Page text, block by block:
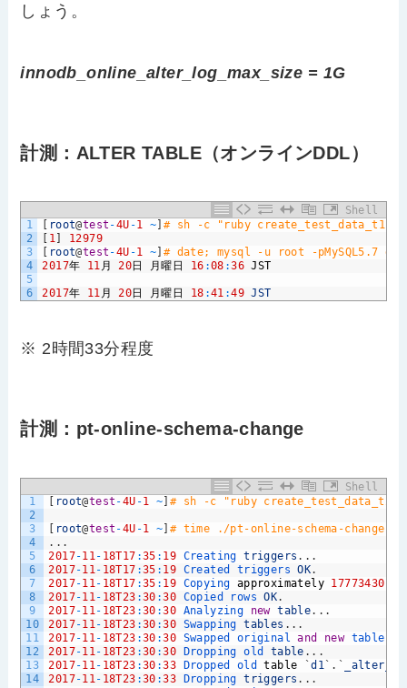
しょう。
innodb_online_alter_log_max_size = 1G
計測：ALTER TABLE（オンラインDDL）
Shell
1
2
3
4
5
6
root@test -4U -1 ~ # sh -c "ruby create_test_data_t1.rb
1
12979
root@test -4U -1 ~ # date; mysql -u root -pMySQL5.7 d1
2017年 11 月 20日 月曜日 16 :08 :36 JST
2017年 11 月 20日 月曜日 18 :41 :49 JST
※ 2時間33分程度
計測：pt-online-schema-change
Shell
1
2
3
4
5
6
7
8
9
10
11
12
13
14
[ root@test -4U -1 ~] # sh -c "ruby create_test_data_t2.rb
[ root@test -4U -1 ~] # time ./pt-online-schema-change --
. . .
2017-11 - 18T17 :35 : 19 Creating triggers . . .
2017-11 - 18T17 :35 : 19 Created triggers OK.
2017-11 - 18T17 :35 : 19 Copying approximately 17773430
2017-11 - 18T23 :30 :30 Copied rows OK.
2017-11 - 18T23 :30 :30 Analyzing new table. . .
2017-11 - 18T23 :30 :30 Swapping tables . . .
2017-11 - 18T23 :30 :30 Swapped original and new tables
2017-11 - 18T23 :30 :30 Dropping old table . . .
2017-11 - 18T23 :30 :33 Dropped old table `d1 ` . `
2017-11 - 18T23 :30 :33 Dropping triggers . . .